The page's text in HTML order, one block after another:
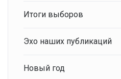
Итоги выборов
Эхо наших публикаций
Новый год